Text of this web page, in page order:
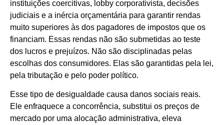
instituições coercitivas, lobby corporativista, decisões
judiciais e a inércia orçamentária para garantir rendas
muito superiores às dos pagadores de impostos que os
financiam. Essas rendas não são submetidas ao teste
dos lucros e prejuízos. Não são disciplinadas pelas
escolhas dos consumidores. Elas são garantidas pela lei,
pela tributação e pelo poder político.
Esse tipo de desigualdade causa danos sociais reais.
Ele enfraquece a concorrência, substitui os preços de
mercado por uma alocação administrativa, eleva